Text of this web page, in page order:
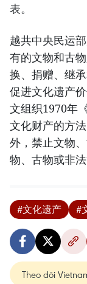
表。
越共中央民运
有的文物和古
换、捐赠、继
促进文化遗产
文组织1970年
文化财产的方
外，禁止文物
物、古物或非
#文化遗产 #
Theo dõi